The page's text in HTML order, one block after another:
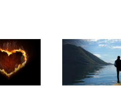
Ehebruch
beginnt
im
Unterschied
zwischen
Tieren,
Menschen